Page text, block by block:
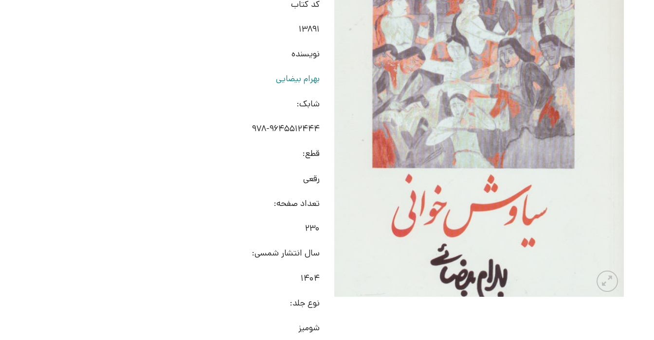
کد کتاب
13891
نویسنده
بهرام بیضایی
شابک:
978-9645512444
قطع:
رقعی
تعداد صفحه:
230
سال انتشار شمسی:
1404
نوع جلد:
شومیز